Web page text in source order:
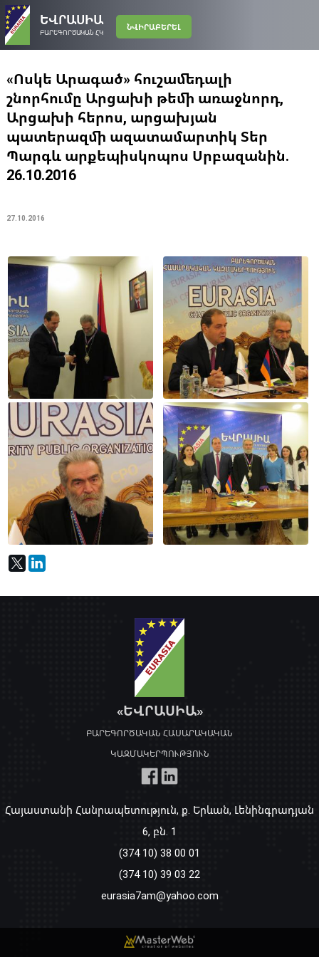
ԵՎՐԱՍԻԱ
ԲԱՐԵԳՈՐԾԱԿԱՆ ՀԿ
ՆՎԻՐԱԲԵՐԵԼ
«Ոսկե Արագած» հուշամեդալի
շնորհումը Արցախի թեմի առաջնորդ,
Արցախի հերոս, արցախյան
պատերազմի ազատամարտիկ Տեր
Պարգև արքեպիսկոպոս Սրբազանին.
26.10.2016
27.10.2016
«ԵՎՐԱՍԻԱ»
ԲԱՐԵԳՈՐԾԱԿԱՆ ՀԱՍԱՐԱԿԱԿԱՆ
ԿԱԶՄԱԿԵՐՊՈՒԹՅՈՒՆ
Հայաստանի Հանրապետություն, ք. Երևան, Լենինգրադյան
6, բն. 1
(374 10) 38 00 01
(374 10) 39 03 22
eurasia7am@yahoo.com